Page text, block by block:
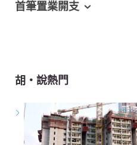
首筆置業開支
胡‧說熱門